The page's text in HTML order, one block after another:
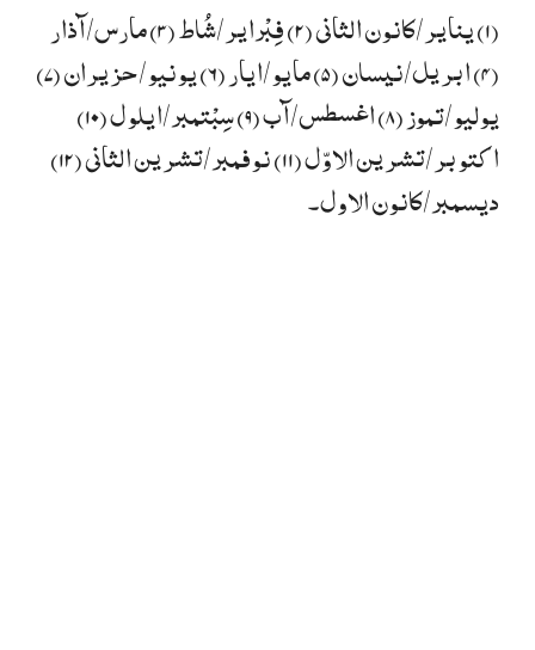
(۱) ینایر/کانون الثانی (۲) فِبْرایر/شُاط (۳) مارس/آذار
(۴) ابریل/نیسان (۵) مایو/ایار (۶) یونیو/حزیران (۷)
یولیو/تموز (۸) اغسطس/آب (۹) سِبْتمبر/ایلول (۱۰)
اکتوبر/تشرین الاوّل (۱۱) نوفمبر/تشرین الثانی (۱۲)
دیسمبر/کانون الاول۔